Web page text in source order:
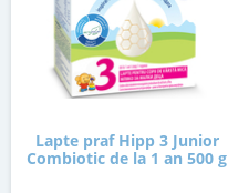
Lapte praf Hipp 3 Junior
Combiotic de la 1 an 500 g